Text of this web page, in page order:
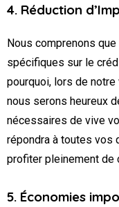
4. Réduction
Nous comprenons
spécifiques sur le
pourquoi, lors de
nous serons heureux
nécessaires de vive
répondra à toutes vos
profiter pleinement de
5. Économies